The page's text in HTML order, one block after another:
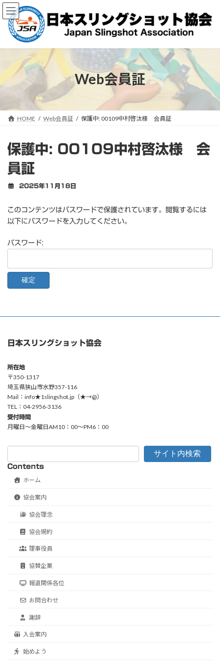
コ
ン
キ
ッ
ナ
ビ
に
移
Web会員証
HOME Web会員証 保護中: 00109中村啓汰様 会員証
保護中: 00109中村啓汰様 会
員証
2025年11月18日
このコンテンツはパスワードで保護されています。閲覧するには
以下にパスワードを入力してください。
パスワード:
日本スリングショット協会
所在地
〒350-1317
埼玉県狭山市水野357-116
Mail：info★1slingshot.jp（★→@）
TEL：04-2956-3136
受付時間
月曜日〜金曜日AM10：00〜PM6：00
サイト内検索
Contents
ホーム
協会案内
協会理念
協会規約
理事役員
協賛企業
報道関係各位
お問合わせ
謝辞
入会案内
始めよう